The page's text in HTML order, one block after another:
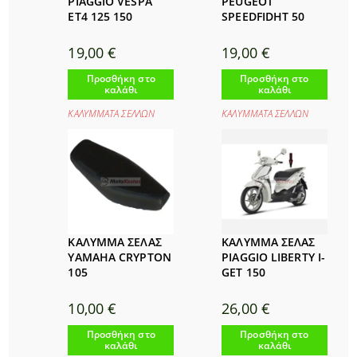
ET4 125 150
19,00€
Προσθήκη στο
καλάθι
ΚΑΛΥΜΜΑΤΑ ΣΕΛΛΩΝ
SPEEDFIDHT 50
19,00 €
Προσθήκη στο
καλάθι
ΚΑΛΥΜΜΑΤΑ ΣΕΛΛΩΝ
ΚΑΛΥΜΜΑ ΣΕΛΑΣ
YAMAHA CRYPTON
105
10,00€
Προσθήκη στο
καλάθι
ΚΑΛΥΜΜΑ ΣΕΛΑΣ
PIAGGIO LIBERTY I-
GET 150
26,00 €
Προσθήκη στο
καλάθι